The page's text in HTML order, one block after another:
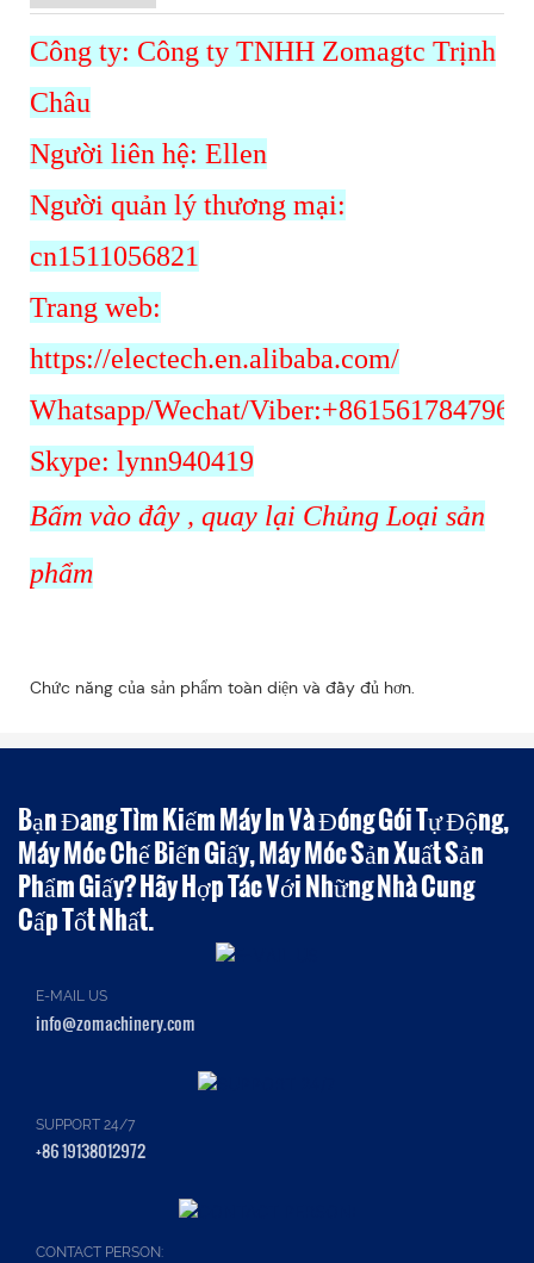
Công ty: Công ty TNHH Zomagtc Trịnh
Châu
Người liên hệ: Ellen
Người quản lý thương mại:
cn1511056821
Trang web:
https://electech.en.alibaba.com/
Whatsapp/Wechat/Viber:+8615617847962
Skype: lynn940419
Bấm vào đây , quay lại Chủng Loại sản
phẩm
Chức năng của sản phẩm toàn diện và đầy đủ hơn.
Bạn Đang Tìm Kiếm Máy In Và Đóng Gói Tự Động,
Máy Móc Chế Biến Giấy, Máy Móc Sản Xuất Sản
Phẩm Giấy? Hãy Hợp Tác Với Những Nhà Cung
Cấp Tốt Nhất.
E-MAIL US
info@zomachinery.com
SUPPORT 24/7
+86 19138012972
CONTACT PERSON: